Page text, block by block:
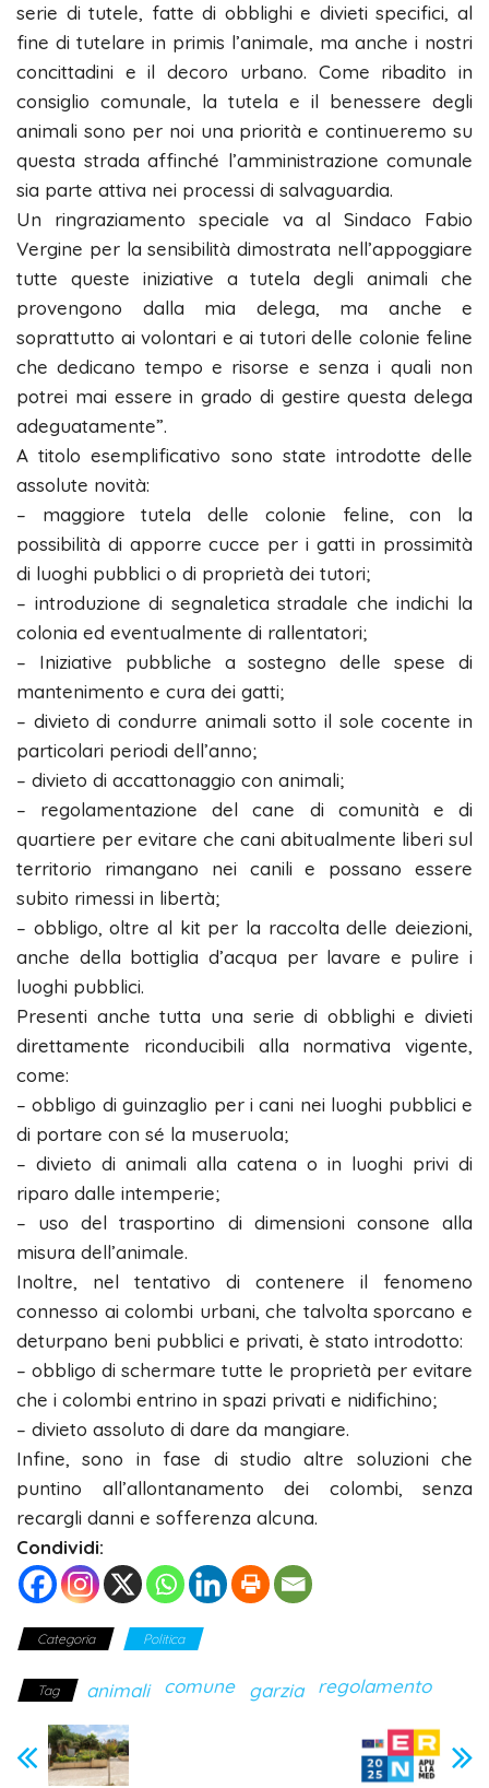
serie di tutele, fatte di obblighi e divieti specifici, al
fine di tutelare in primis l’animale, ma anche i nostri
concittadini e il decoro urbano. Come ribadito in
consiglio comunale, la tutela e il benessere degli
animali sono per noi una priorità e continueremo su
questa strada affinché l’amministrazione comunale
sia parte attiva nei processi di salvaguardia.
Un ringraziamento speciale va al Sindaco Fabio
Vergine per la sensibilità dimostrata nell’appoggiare
tutte queste iniziative a tutela degli animali che
provengono dalla mia delega, ma anche e
soprattutto ai volontari e ai tutori delle colonie feline
che dedicano tempo e risorse e senza i quali non
potrei mai essere in grado di gestire questa delega
adeguatamente”.
A titolo esemplificativo sono state introdotte delle
assolute novità:
– maggiore tutela delle colonie feline, con la
possibilità di apporre cucce per i gatti in prossimità
di luoghi pubblici o di proprietà dei tutori;
– ⁠introduzione di segnaletica stradale che indichi la
colonia ed eventualmente di rallentatori;
– ⁠Iniziative pubbliche a sostegno delle spese di
mantenimento e cura dei gatti;
– divieto di condurre animali sotto il sole cocente in
particolari periodi dell’anno;
– divieto di accattonaggio con animali;
– regolamentazione del cane di comunità e di
quartiere per evitare che cani abitualmente liberi sul
territorio rimangano nei canili e possano essere
subito rimessi in libertà;
– obbligo, oltre al kit per la raccolta delle deiezioni,
anche della bottiglia d’acqua per lavare e pulire i
luoghi pubblici.
Presenti anche tutta una serie di obblighi e divieti
direttamente riconducibili alla normativa vigente,
come:
– obbligo di guinzaglio per i cani nei luoghi pubblici e
di portare con sé la museruola;
– divieto di animali alla catena o in luoghi privi di
riparo dalle intemperie;
– uso del trasportino di dimensioni consone alla
misura dell’animale.
Inoltre, nel tentativo di contenere il fenomeno
connesso ai colombi urbani, che talvolta sporcano e
deturpano beni pubblici e privati, è stato introdotto:
– obbligo di schermare tutte le proprietà per evitare
che i colombi entrino in spazi privati e nidifichino;
– divieto assoluto di dare da mangiare.
Infine, sono in fase di studio altre soluzioni che
puntino all’allontanamento dei colombi, senza
recargli danni e sofferenza alcuna.
Condividi:
Categoria Politica
Tag animali comune garzia regolamento